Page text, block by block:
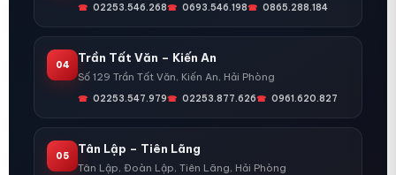
02253.546.268 0693.546.198 0865.288.184
04
Trần Tất Văn – Kiến An
Số 129 Trần Tất Văn, Kiến An, Hải Phòng
02253.547.979 02253.877.626 0961.620.827
05
Tân Lập – Tiên Lãng
Tân Lập, Đoàn Lập, Tiên Lãng, Hải Phòng